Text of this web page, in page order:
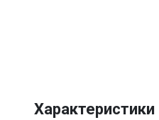
1
Характеристики